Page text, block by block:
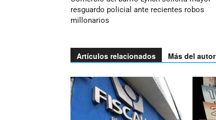
resguardo policial ante recientes robos
millonarios
Artículos relacionados Más del autor